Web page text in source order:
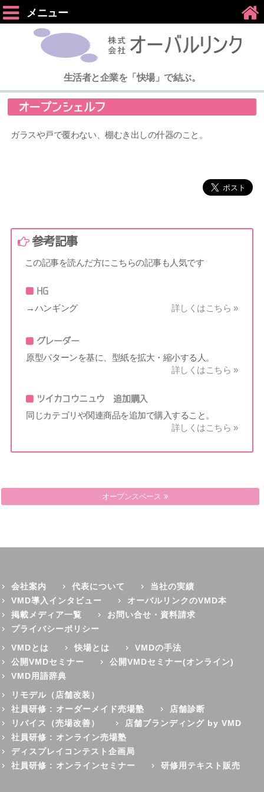
メニュー
生活者と企業を「快場」で結ぶ。
オープンシェルフ
ガラスや戸で覆わない、棚むき出しの什器のこと。
参考記事
この記事を読んだ方にこちらの記事も人気です
HG
→ハンギング 詳しくはこちら »
グレーダー
原型パターンを基に、型紙を拡大・縮小する人。
詳しくはこちら »
ツイカコウニュウ 追加購入
同じカテゴリや関連商品を追加で購入すること。
詳しくはこちら »
オープンケース
オープンスペース
会社案内 代表について
当社の実績
VMD導入インタビュー
オーバルリンクのVMD本
掲載メディア一覧
お問い合せ・資料請求
プライバシーポリシー
VMDとは
快場とは
VMDの手法
公開VMDセミナー
公開VMDセミナー(オンライン)
VMD用語辞典
リモデル（店舗改装）
社員研修 : オーダーメイド売場塾
店舗診断
リバイス（売場改善）
店舗ブランディング by VMD
社員研修 : オンライン売場塾
ディスプレイコンテスト企画局
社員研修 : オンラインセミナー
研修用テキスト販売